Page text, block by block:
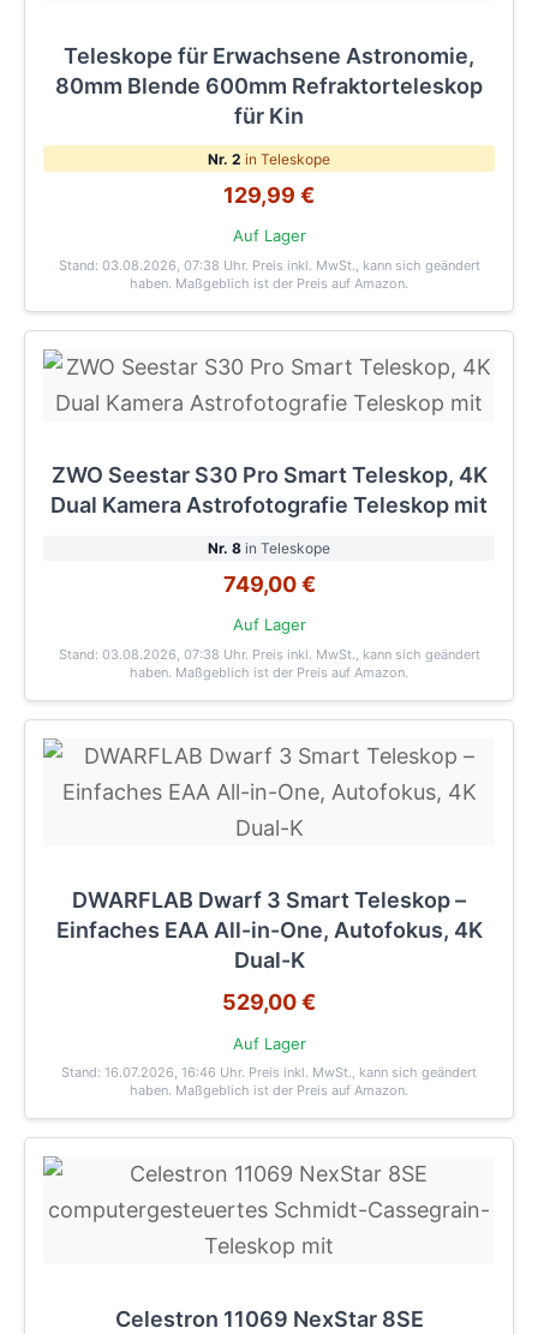
Teleskope für Erwachsene Astronomie,
80mm Blende 600mm Refraktorteleskop
für Kin
Nr. 2 in Teleskope
129,99 €
Auf Lager
Stand: 03.08.2026, 07:38 Uhr. Preis inkl. MwSt., kann sich geändert
haben. Maßgeblich ist der Preis auf Amazon.
ZWO Seestar S30 Pro Smart Teleskop, 4K
Dual Kamera Astrofotografie Teleskop mit
Nr. 8 in Teleskope
749,00 €
Auf Lager
Stand: 03.08.2026, 07:38 Uhr. Preis inkl. MwSt., kann sich geändert
haben. Maßgeblich ist der Preis auf Amazon.
DWARFLAB Dwarf 3 Smart Teleskop –
Einfaches EAA All-in-One, Autofokus, 4K
Dual-K
529,00 €
Auf Lager
Stand: 16.07.2026, 16:46 Uhr. Preis inkl. MwSt., kann sich geändert
haben. Maßgeblich ist der Preis auf Amazon.
Celestron 11069 NexStar 8SE